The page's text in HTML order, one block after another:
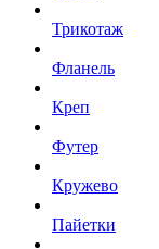
Трикотаж
Фланель
Креп
Футер
Кружево
Пайетки